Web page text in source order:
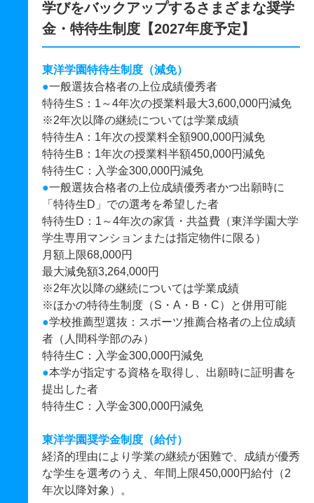
学びをバックアップするさまざまな奨学
金・特待生制度【2027年度予定】
東洋学園特待生制度（減免）
●一般選抜合格者の上位成績優秀者
特待生S：1～4年次の授業料最大3,600,000円減免
※2年次以降の継続については学業成績
特待生A：1年次の授業料全額900,000円減免
特待生B：1年次の授業料半額450,000円減免
特待生C：入学金300,000円減免
●一般選抜合格者の上位成績優秀者かつ出願時に
「特待生D」での選考を希望した者
特待生D：1～4年次の家賃・共益費（東洋学園大学
学生専用マンションまたは指定物件に限る）
月額上限68,000円
最大減免額3,264,000円
※2年次以降の継続については学業成績
※ほかの特待生制度（S・A・B・C）と併用可能
●学校推薦型選抜：スポーツ推薦合格者の上位成績
者（人間科学部のみ）
特待生C：入学金300,000円減免
●本学が指定する資格を取得し、出願時に証明書を
提出した者
特待生C：入学金300,000円減免
東洋学園奨学金制度（給付）
経済的理由により学業の継続が困難で、成績が優秀
な学生を選考のうえ、年間上限450,000円給付（2
年次以降対象）。